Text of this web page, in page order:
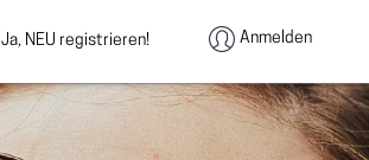
Ja, NEU registrieren! Anmelden